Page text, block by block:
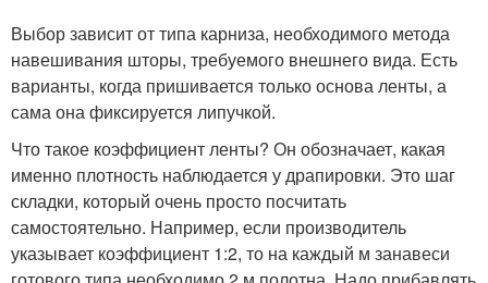
Выбор зависит от типа карниза, необходимого метода
навешивания шторы, требуемого внешнего вида. Есть
варианты, когда пришивается только основа ленты, а
сама она фиксируется липучкой.
Что такое коэффициент ленты? Он обозначает, какая
именно плотность наблюдается у драпировки. Это шаг
складки, который очень просто посчитать
самостоятельно. Например, если производитель
указывает коэффициент 1:2, то на каждый м занавеси